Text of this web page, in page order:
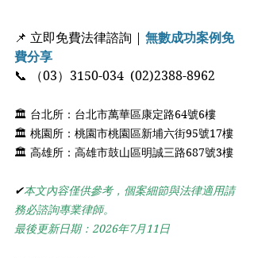
📌 立即免費法律諮詢 | 無數成功案例免
費分享
📞 （03）3150-034  (02)2388-8962
🏛 台北所：台北市萬華區康定路64號6樓
🏛 桃園所：桃園市桃園區新埔六街95號17樓
🏛 高雄所：高雄市鼓山區明誠三路687號3樓
✔本文內容僅供參考，個案細節與法律適用請
務必諮詢專業律師。
最後更新日期：2026年7月11日